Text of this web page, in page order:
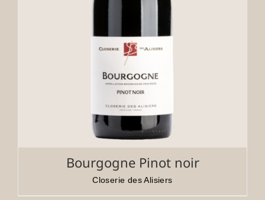
Bourgogne Pinot noir
Closerie des Alisiers